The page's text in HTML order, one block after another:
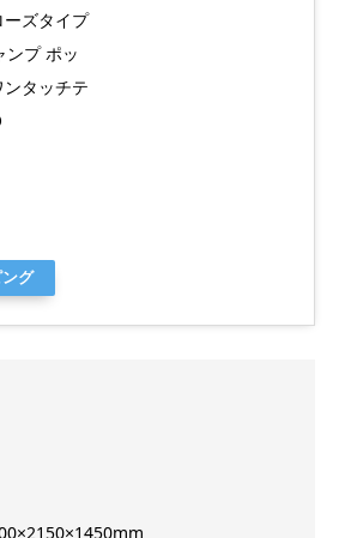
ーズタイプ
ンプ ポッ
タッチテ
グ